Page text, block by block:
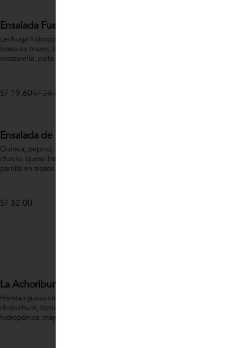
Ensalada Fuego Y Brasa
Lechuga hidropónica con pollo a la
brasa en trozos, tocino, queso
mozzarella, palta y tomate
S/ 19.60S/ 28.00
Ensalada de la Casa
Quinua, pepino, tomate, palta,
choclo, queso fresco y pollo a la
parrilla en trozos
S/ 32.00
La Achoriburger
Hamburguesa con chorizo parrillero,
chimichurri, tomate, lechuga
hidropónica, mayonesa y pan